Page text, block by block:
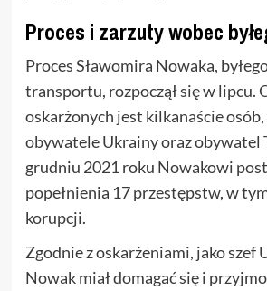
Proces i zarzuty wobec
Proces Sławomira Nowaka,
transportu, rozpoczął się w lipcu.
oskarżonych jest kilkanaście
obywatele Ukrainy oraz obywatel
grudniu 2021 roku Nowakowi
popełnienia 17 przestępstw, w
korupcji.
Zgodnie z oskarżeniami, jako szef
Nowak miał domagać się i